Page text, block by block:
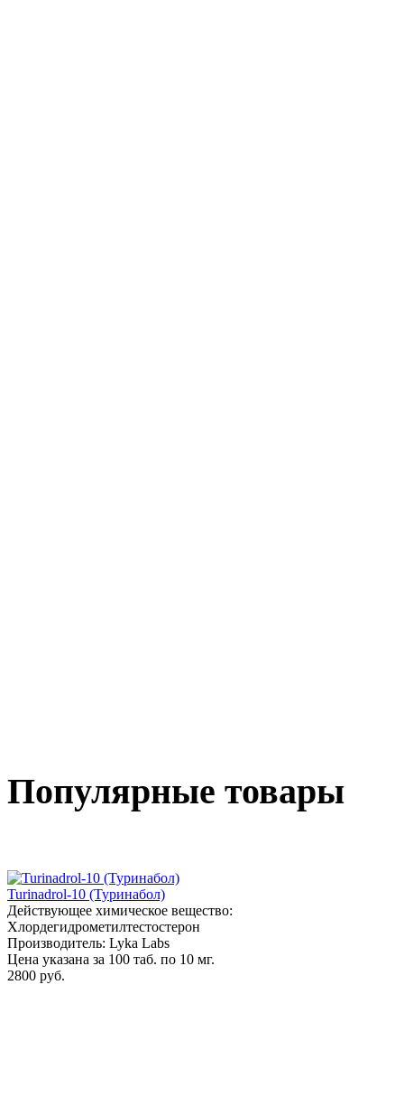
Популярные товары
Turinadrol-10 (Туринабол)
Действующее химическое вещество:
Хлордегидрометилтестостерон
Производитель: Lyka Labs
Цена указана за 100 таб. по 10 мг.
2800 руб.